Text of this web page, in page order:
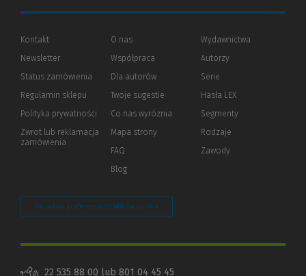
Kontakt
Newsletter
Status zamówienia
Regulamin sklepu
Polityka prywatności (Nowe
(Link
innej
Zwrot lub reklamacja
zamówienia
O nas
Współpraca
Dla autorów(Nowe
(Link
innej
strony)
Twoje sugestie
Co nas wyróżnia
Mapa strony
FAQ
Blog
Wydawnictwa
Autorzy
Serie
Hasła LEX
Segmenty
Rodzaje
Zawody
Zarządzaj preferencjami plików cookie
22 535 88 00 lub 801 04 45 45